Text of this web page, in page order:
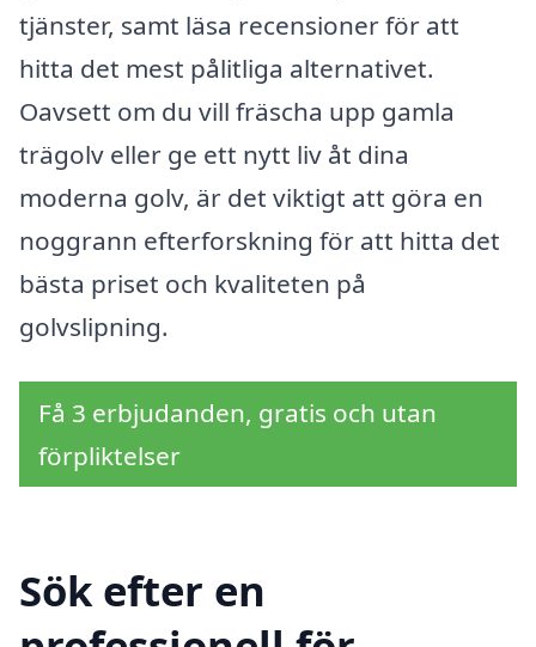
tjänster, samt läsa recensioner för att
hitta det mest pålitliga alternativet.
Oavsett om du vill fräscha upp gamla
trägolv eller ge ett nytt liv åt dina
moderna golv, är det viktigt att göra en
noggrann efterforskning för att hitta det
bästa priset och kvaliteten på
golvslipning.
Få 3 erbjudanden, gratis och utan
förpliktelser
Sök efter en